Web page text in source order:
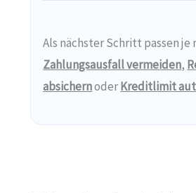
Als nächster Schritt passen je
Zahlungsausfall vermeiden,
absichernoderKreditlimit